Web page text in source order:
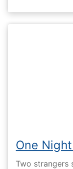
One
Two strangers